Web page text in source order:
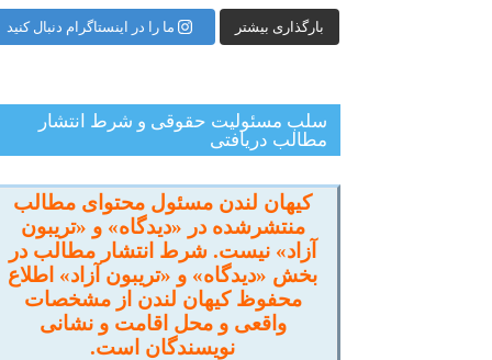
بارگذاری بیشتر ما را در اینستاگرام دنبال کنید
سلب مسئولیت حقوقی و شرط انتشار
مطالب دریافتی
کیهان لندن مسئول محتوای مطالب
منتشرشده در «دیدگاه» و «تریبون
آزاد» نیست. شرط انتشار مطالب در
بخش «دیدگاه» و «تریبون آزاد» اطلاع
محفوظ کیهان لندن از مشخصات
واقعی و محل اقامت و نشانی
نویسندگان است.